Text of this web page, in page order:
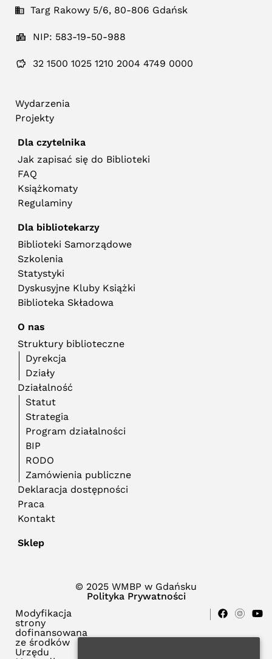
Targ Rakowy 5/6, 80-806 Gdańsk
NIP: 583-19-50-988
32 1500 1025 1210 2004 4749 0000
Wydarzenia
Projekty
Dla czytelnika
Jak zapisać się do Biblioteki
FAQ
Książkomaty
Regulaminy
Dla bibliotekarzy
Biblioteki Samorządowe
Szkolenia
Statystyki
Dyskusyjne Kluby Książki
Biblioteka Składowa
O nas
Struktury biblioteczne
Dyrekcja
Działy
Działalność
Statut
Strategia
Program działalności
BIP
RODO
Zamówienia publiczne
Deklaracja dostępności
Praca
Kontakt
Sklep
© 2025 WMBP w Gdańsku
Polityka Prywatności
Modyfikacja
strony
dofinansowana
ze środków
Urzędu